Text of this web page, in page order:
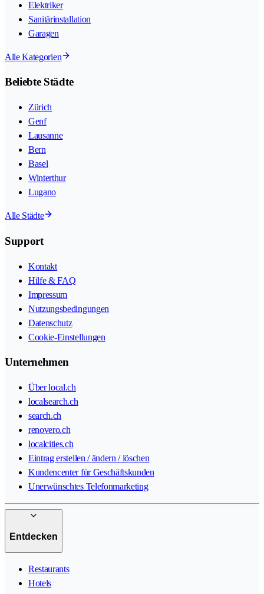
Elektriker
Sanitärinstallation
Garagen
Alle Kategorien
Beliebte Städte
Zürich
Genf
Lausanne
Bern
Basel
Winterthur
Lugano
Alle Städte
Support
Kontakt
Hilfe & FAQ
Impressum
Nutzungsbedingungen
Datenschutz
Cookie-Einstellungen
Unternehmen
Über local.ch
localsearch.ch
search.ch
renovero.ch
localcities.ch
Eintrag erstellen / ändern / löschen
Kundencenter für Geschäftskunden
Unerwünschtes Telefonmarketing
Entdecken
Restaurants
Hotels